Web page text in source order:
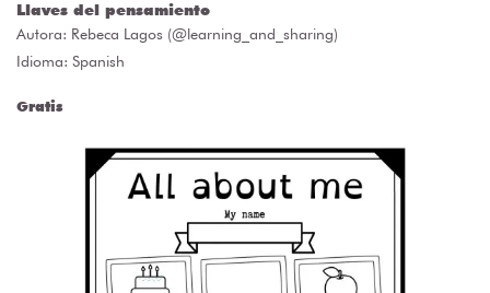
Llaves del pensamiento
Autora: Rebeca Lagos (@learning_and_sharing)
Idioma: Spanish
Gratis